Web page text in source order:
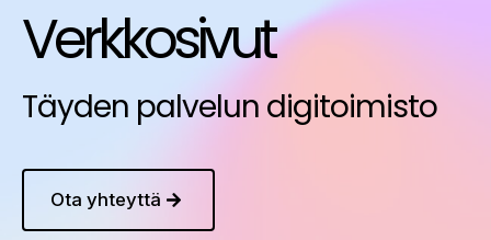
Verkkosivut
Täyden palvelun digitoimisto
Ota yhteyttä